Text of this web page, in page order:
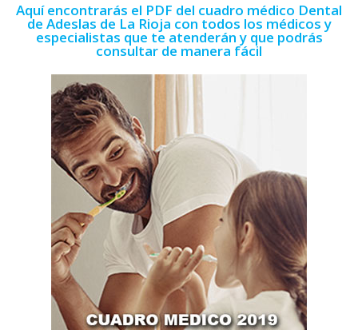
Aquí encontrarás el PDF del cuadro médico Dental
de Adeslas de La Rioja con todos los médicos y
especialistas que te atenderán y que podrás
consultar de manera fácil